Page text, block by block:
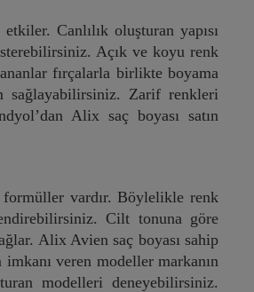
Canlılık oluşturan yapısı
Açık ve koyu renk
fırçalarla birlikte boyama
sağlayabilirsiniz. Zarif renkleri
Alix saç boyası satın
formüller vardır. Böylelikle renk
Cilt tonuna göre
Alix Avien saç boyası sahip
veren modeller markanın
modelleri deneyebilirsiniz.